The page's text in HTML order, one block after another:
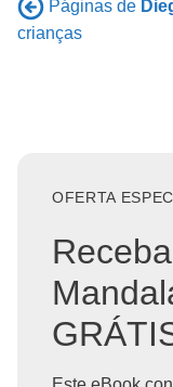
Páginas de
crianças
OFERTA